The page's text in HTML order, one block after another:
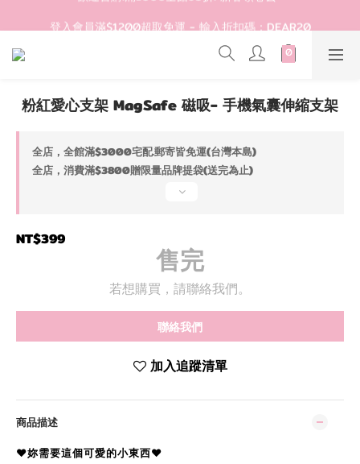
歡迎首購!滿1000全館95折! 新客領卷去~
粉紅愛心支架 MagSafe 磁吸- 手機氣囊伸縮支架
全店，全館滿$3000宅配.郵寄皆免運(台灣本島)
全店，消費滿$3800贈限量品牌提袋(送完為止)
NT$399
售完
若想購買，請聯絡我們。
聯絡我們
加入追蹤清單
商品描述
♥︎妳需要這個可愛的小東西♥︎